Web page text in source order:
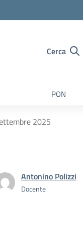
Cerca
PON
2025
Antonino Polizzi
Docente